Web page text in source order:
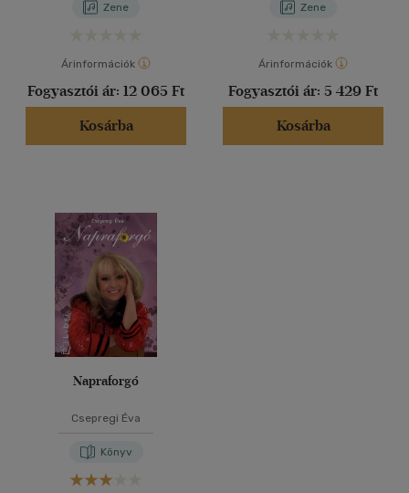
Zene
Árinformációk
Fogyasztói ár: 12 065 Ft
Kosárba
Zene
Árinformációk
Fogyasztói ár: 5 429 Ft
Kosárba
Napraforgó
Csepregi Éva
Könyv